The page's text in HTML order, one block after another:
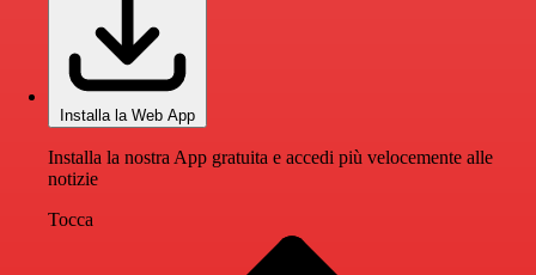
Installa la Web App
Installa la nostra App gratuita e accedi più velocemente alle
notizie
Tocca